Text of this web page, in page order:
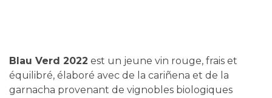
Blau Verd 2022 est un jeune vin rouge, frais et
équilibré, élaboré avec de la cariñena et de la
garnacha provenant de vignobles biologiques